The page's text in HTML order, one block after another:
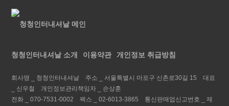
청청인터내셔날 소개 이용약관 개인정보 취급방침
회사명 _ 청청인터내셔날 주소 _ 서울특별시 마포구 신촌로30길 15
대표
신우철 개인정보관리책임자 _
손상훈
전화 _
070-7531-0002 팩스 _ 02-6013-3865 통신판매업신고번호 _
제